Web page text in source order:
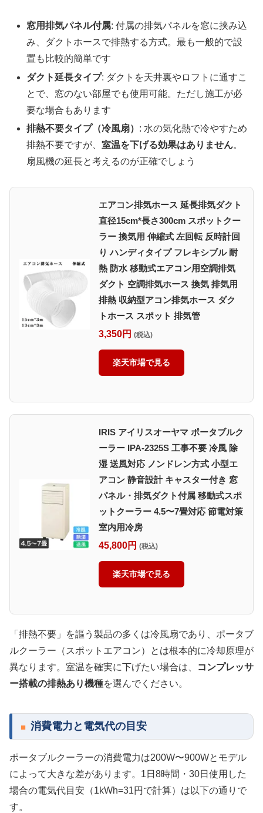
窓用排気パネル付属: 付属の排気パネルを窓に挟み込
み、ダクトホースで排熱する方式。最も一般的で設
置も比較的簡単です
ダクト延長タイプ: ダクトを天井裏やロフトに通すこ
とで、窓のない部屋でも使用可能。ただし施工が必
要な場合もあります
排熱不要タイプ（冷風扇） : 水の気化熱で冷やすため
排熱不要ですが、室温を下げる効果はありません。
扇風機の延長と考えるのが正確でしょう
エアコン排気ホース 延長排気ダクト
直径15cm*長さ300cm スポットクー
ラー 換気用 伸縮式 左回転 反時計回
り ハンディタイプ フレキシブル 耐
熱 防水 移動式エアコン用空調排気
ダクト 空調排気ホース 換気 排気用
排熱 収納型アコン排気ホース ダク
トホース スポット 排気管
3,350円 (税込)
楽天市場で見る
IRIS アイリスオーヤマ ポータブルク
ーラー IPA-2325S 工事不要 冷風 除
湿 送風対応 ノンドレン方式 小型エ
アコン 静音設計 キャスター付き 窓
パネル・排気ダクト付属 移動式スポ
ットクーラー 4.5〜7畳対応 節電対策
室内用冷房
45,800円 (税込)
楽天市場で見る
「排熱不要」を謳う製品の多くは冷風扇であり、ポータブ
ルクーラー（スポットエアコン）とは根本的に冷却原理が
異なります。室温を確実に下げたい場合は、
コンプレッサ
ー搭載の排熱あり機種を選んでください。
消費電力と電気代の目安
ポータブルクーラーの消費電力は200W〜900Wとモデル
によって大きな差があります。1日8時間・30日使用した
場合の電気代目安（1kWh=31円で計算）は以下の通りで
す。